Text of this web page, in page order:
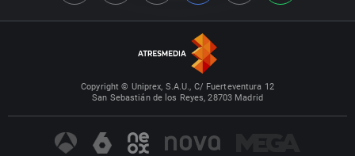
Copyright © Uniprex, S.A.U., C/ Fuerteventura 12
San Sebastián de los Reyes, 28703 Madrid